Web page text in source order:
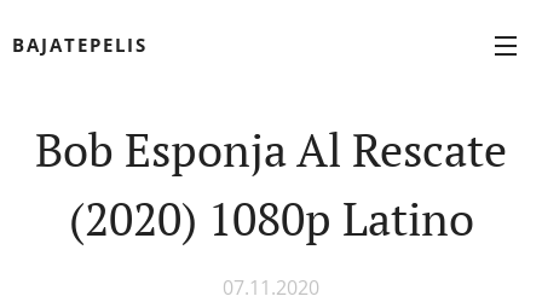
BAJATEPELIS
Bob Esponja Al Rescate
(2020) 1080p Latino
07.11.2020